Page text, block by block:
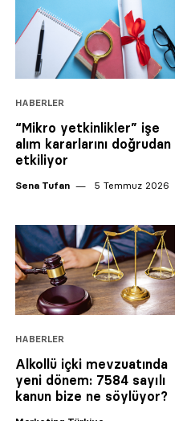
HABERLER
“Mikro yetkinlikler” işe
alım kararlarını doğrudan
etkiliyor
Sena Tufan 5 Temmuz 2026
HABERLER
Alkollü içki mevzuatında
yeni dönem: 7584 sayılı
kanun bize ne söylüyor?